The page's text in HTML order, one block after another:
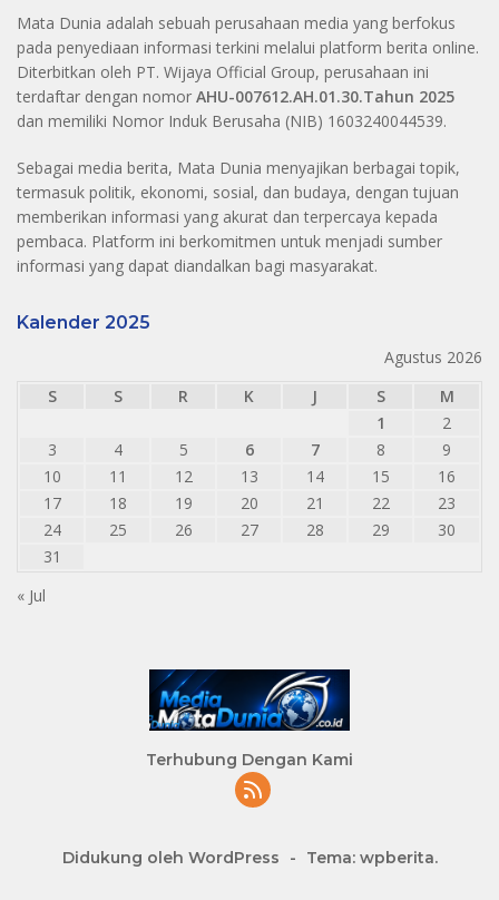
Mata Dunia adalah sebuah perusahaan media yang berfokus
pada penyediaan informasi terkini melalui platform berita online.
Diterbitkan oleh PT. Wijaya Official Group, perusahaan ini
terdaftar dengan nomor AHU-007612.AH.01.30.Tahun 2025
dan memiliki Nomor Induk Berusaha (NIB) 1603240044539.
Sebagai media berita, Mata Dunia menyajikan berbagai topik,
termasuk politik, ekonomi, sosial, dan budaya, dengan tujuan
memberikan informasi yang akurat dan terpercaya kepada
pembaca. Platform ini berkomitmen untuk menjadi sumber
informasi yang dapat diandalkan bagi masyarakat.
Kalender 2025
Agustus 2026
S
S R K J S
M
1
2
3
4 5 6 7 8
9
10
11 12 13 14 15
16
17
18 19 20 21 22
23
24
25 26 27 28 29
30
31
« Jul
Terhubung Dengan Kami
Didukung oleh WordPress - Tema: wpberita.